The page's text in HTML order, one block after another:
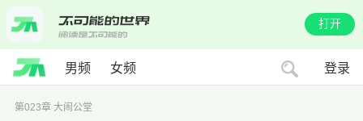
打开
男频 女频 登录
第023章 大闹公堂